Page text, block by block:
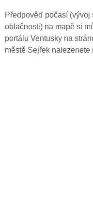
Předpověď počasí (vývoj
oblačnosti) na mapě si
portálu Ventusky na
městě Sejřek nalezenete